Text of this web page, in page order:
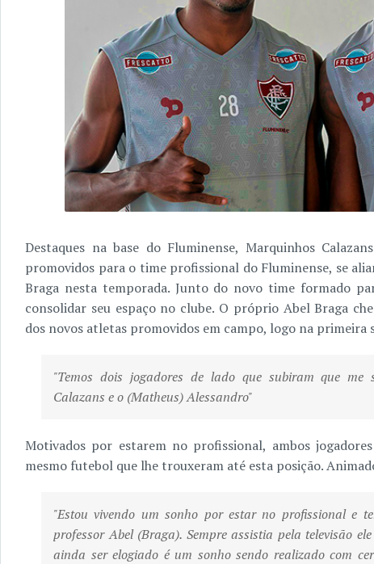
Destaques na base do Fluminense, Marquinhos
promovidos para o time profissional do Fluminense, se
Braga nesta temporada. Junto do novo time formado
consolidar seu espaço no clube. O próprio Abel Braga
dos novos atletas promovidos em campo, logo na primeira
"Temos dois jogadores de lado que subiram que me
Calazans e o (Matheus) Alessandro"
Motivados por estarem no profissional, ambos
mesmo futebol que lhe trouxeram até esta posição.
"Estou vivendo um sonho por estar no profissional e
professor Abel (Braga). Sempre assistia pela televisão
ainda ser elogiado é um sonho sendo realizado com